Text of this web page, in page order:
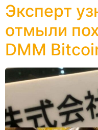
Эксперт
отмыли
DMM